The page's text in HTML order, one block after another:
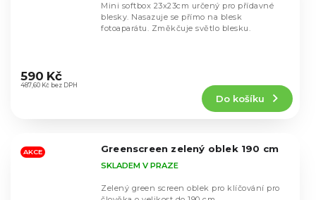
hodnocení
produktu
hvězdiček.
487,60 Kč bez DPH
590 Kč
Do košíku
Mini softbox 23x23cm určený pro přídavné
blesky. Nasazuje se přímo na blesk
fotoaparátu. Změkčuje světlo blesku.
AKCE Greenscreen zelený oblek 190 cm
SKLADEM V PRAZE
Zelený green screen oblek pro klíčování pro